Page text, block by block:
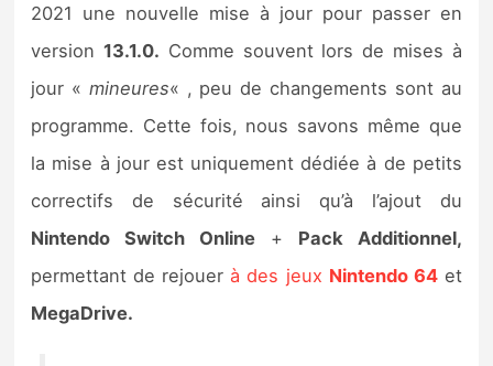
Autres tests
Previews
Précommandes
Précommandes jeux Switch 2
Sorties de jeux
2021 une nouvelle mise à jour pour passer en
version13.1.0. Comme souvent lors de mises à
jour « mineures« , peu de changements sont au
programme. Cette fois, nous savons même que
la mise à jour est uniquement dédiée à de petits
correctifs de sécurité ainsi qu’à l’ajout du
Nintendo Switch Online + Pack Additionnel,
permettant de rejouerà des jeux Nintendo 64et
MegaDrive.